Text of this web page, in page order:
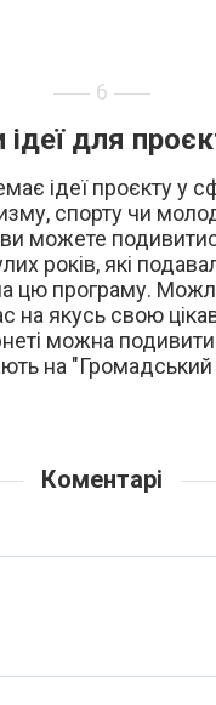
6
для
ідеї проєкту у
спорту чи
ви можете
років, які
цю програму.
на якусь свою
можна
на
Коментарі